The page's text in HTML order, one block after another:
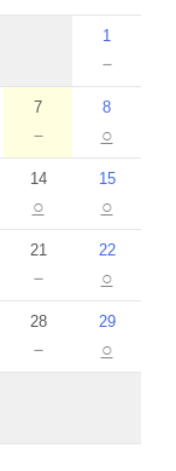
1
－
7
－
8
○
14
○
15
○
21
－
22
○
28
－
29
○